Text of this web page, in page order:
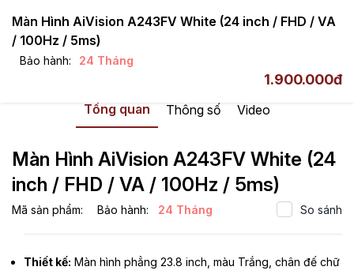
Màn Hình AiVision A243FV White (24 inch / FHD / VA
/ 100Hz / 5ms)
Bảo hành: 24 Tháng
1.900.000đ
Tổng quan Thông số Video
Màn Hình AiVision A243FV White (24
inch / FHD / VA / 100Hz / 5ms)
Mã sản phẩm: Bảo hành: 24 Tháng So sánh
Thiết kế: Màn hình phẳng 23.8 inch, màu Trắng, chân đế chữ